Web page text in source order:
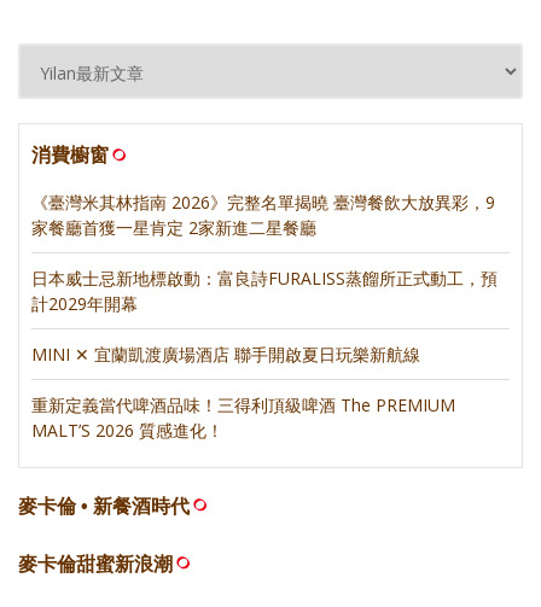
消費櫥窗
《臺灣米其林指南 2026》完整名單揭曉 臺灣餐飲大放異彩，9
家餐廳首獲一星肯定 2家新進二星餐廳
日本威士忌新地標啟動：富良詩FURALISS蒸餾所正式動工，預
計2029年開幕
MINI ✕ 宜蘭凱渡廣場酒店 聯手開啟夏日玩樂新航線
重新定義當代啤酒品味！三得利頂級啤酒 The PREMIUM
MALT’S 2026 質感進化！
麥卡倫 • 新餐酒時代
麥卡倫甜蜜新浪潮